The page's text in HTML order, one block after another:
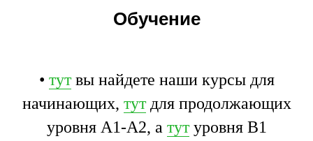
Обучение
• тутвы найдете наши курсы для
начинающих, тутдля продолжающих
уровня А1-А2, а тутуровня В1